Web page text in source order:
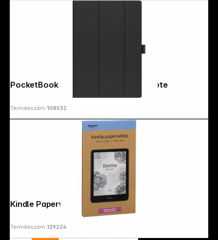
PocketBook Flip Cover Black Color Note
Termékszám:108532
Kindle Paperwhite 16GB pink
Termékszám:129224